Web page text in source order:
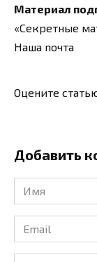
Материал
«Секретные
Наша почта
Оцените
Добавить
Имя
*
Email
*